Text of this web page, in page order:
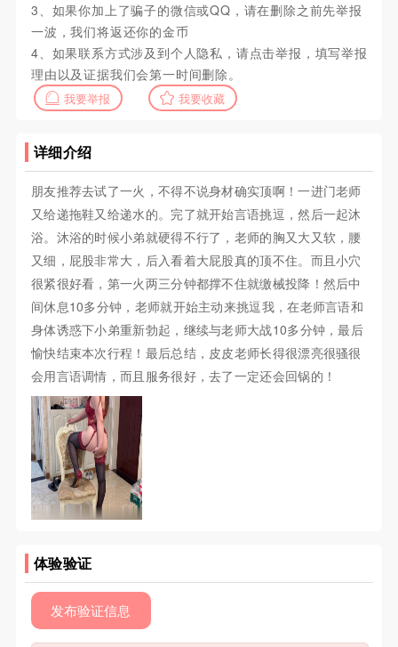
3、如果你加上了骗子的微信或QQ，请在删除之前先举报
一波，我们将返还你的金币
4、如果联系方式涉及到个人隐私，请点击举报，填写举报
理由以及证据我们会第一时间删除。
我要举报 我要收藏
详细介绍
朋友推荐去试了一火，不得不说身材确实顶啊！一进门老师
又给递拖鞋又给递水的。完了就开始言语挑逗，然后一起沐
浴。沐浴的时候小弟就硬得不行了，老师的胸又大又软，腰
又细，屁股非常大，后入看着大屁股真的顶不住。而且小穴
很紧很好看，第一火两三分钟都撑不住就缴械投降！然后中
间休息10多分钟，老师就开始主动来挑逗我，在老师言语和
身体诱惑下小弟重新勃起，继续与老师大战10多分钟，最后
愉快结束本次行程！最后总结，皮皮老师长得很漂亮很骚很
会用言语调情，而且服务很好，去了一定还会回锅的！
体验验证
发布验证信息